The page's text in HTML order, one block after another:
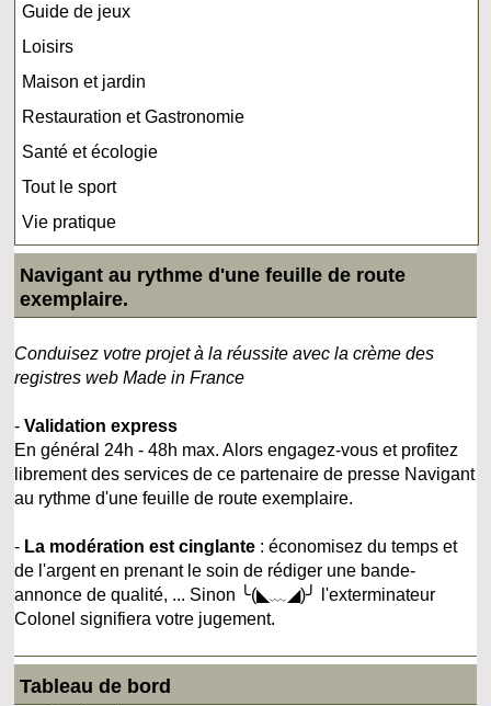
Guide de jeux
Loisirs
Maison et jardin
Restauration et Gastronomie
Santé et écologie
Tout le sport
Vie pratique
Navigant au rythme d'une feuille de route
exemplaire.
Conduisez votre projet à la réussite avec la crème des
registres web Made in France
-Validation express
En général 24h - 48h max. Alors engagez-vous et profitez
librement des services de ce partenaire de presse Navigant
au rythme d'une feuille de route exemplaire.
- La modération est cinglante : économisez du temps et
de l'argent en prenant le soin de rédiger une bande-
annonce de qualité, ... Sinon ╰(◣﹏◢)╯ l'exterminateur
Colonel signifiera votre jugement.
Tableau de bord